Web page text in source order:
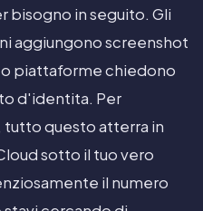
bisogno in seguito. Gli
aggiungono screenshot
piattaforme chiedono
d'identita. Per
questo atterra in
sotto il tuo vero
il numero